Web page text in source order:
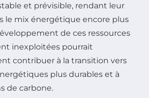
et prévisible, rendant leur
le mix énergétique encore plus
de ces ressources
inexploitées pourrait
contribuer à la transition vers
plus durables et à
de carbone.